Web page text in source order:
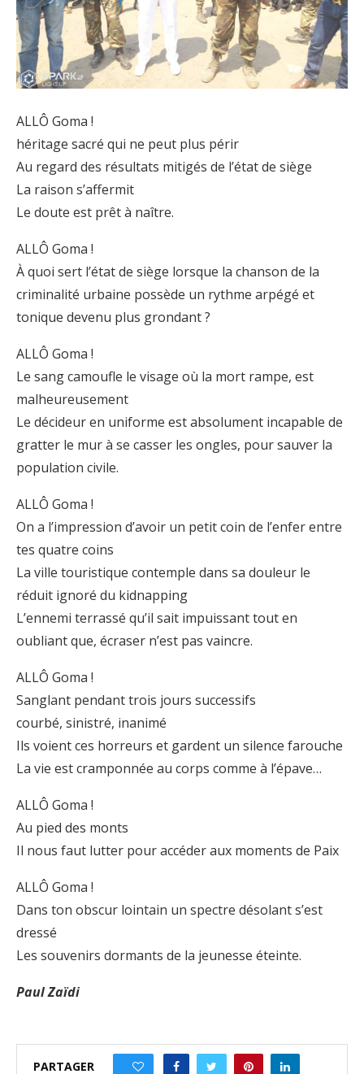
ALLÔ Goma !
héritage sacré qui ne peut plus périr
Au regard des résultats mitigés de l’état de siège
La raison s’affermit
Le doute est prêt à naître.
ALLÔ Goma !
À quoi sert l’état de siège lorsque la chanson de la
criminalité urbaine possède un rythme arpégé et
tonique devenu plus grondant ?
ALLÔ Goma !
Le sang camoufle le visage où la mort rampe, est
malheureusement
Le décideur en uniforme est absolument incapable de
gratter le mur à se casser les ongles, pour sauver la
population civile.
ALLÔ Goma !
On a l’impression d’avoir un petit coin de l’enfer entre
tes quatre coins
La ville touristique contemple dans sa douleur le
réduit ignoré du kidnapping
L’ennemi terrassé qu’il sait impuissant tout en
oubliant que, écraser n’est pas vaincre.
ALLÔ Goma !
Sanglant pendant trois jours successifs
courbé, sinistré, inanimé
Ils voient ces horreurs et gardent un silence farouche
La vie est cramponnée au corps comme à l’épave…
ALLÔ Goma !
Au pied des monts
Il nous faut lutter pour accéder aux moments de Paix
ALLÔ Goma !
Dans ton obscur lointain un spectre désolant s’est
dressé
Les souvenirs dormants de la jeunesse éteinte.
Paul Zaïdi
PARTAGER